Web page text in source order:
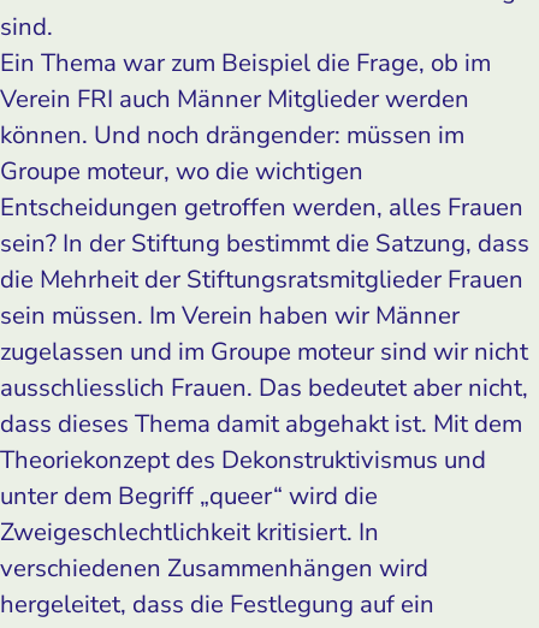
sind.
Ein Thema war zum Beispiel die Frage, ob im
Verein FRI auch Männer Mitglieder werden
können. Und noch drängender: müssen im
Groupe moteur, wo die wichtigen
Entscheidungen getroffen werden, alles Frauen
sein? In der Stiftung bestimmt die Satzung, dass
die Mehrheit der Stiftungsratsmitglieder Frauen
sein müssen. Im Verein haben wir Männer
zugelassen und im Groupe moteur sind wir nicht
ausschliesslich Frauen. Das bedeutet aber nicht,
dass dieses Thema damit abgehakt ist. Mit dem
Theoriekonzept des Dekonstruktivismus und
unter dem Begriff „queer“ wird die
Zweigeschlechtlichkeit kritisiert. In
verschiedenen Zusammenhängen wird
hergeleitet, dass die Festlegung auf ein